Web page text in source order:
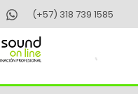
(+57) 318 739 1585